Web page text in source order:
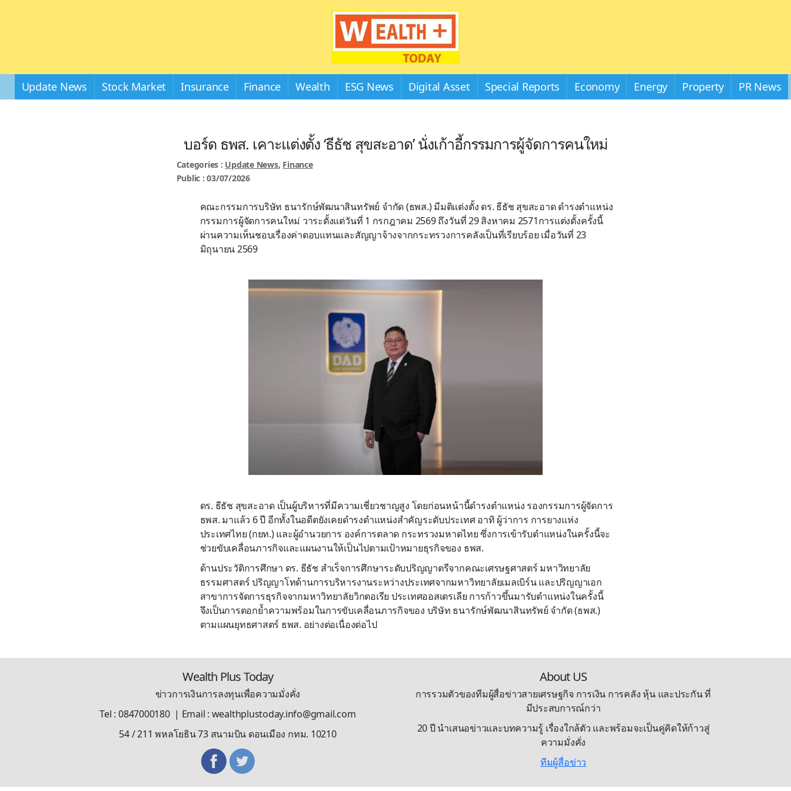
Update News Stock Market Insurance Finance Wealth ESG News Digital Asset Special Reports Economy Energy Property PR News
บอร์ด ธพส. เคาะแต่งตั้ง ‘ธีธัช สุขสะอาด’ นั่งเก้าอี้กรรมการผู้จัดการคนใหม่
Categories : Update News, Finance
Public : 03/07/2026
คณะกรรมการบริษัท ธนารักษ์พัฒนาสินทรัพย์ จำกัด (ธพส.) มีมติแต่งตั้ง ดร. ธีธัช สุขสะอาด ดำรงตำแหน่ง
กรรมการผู้จัดการคนใหม่ วาระตั้งแต่วันที่ 1 กรกฎาคม 2569 ถึงวันที่ 29 สิงหาคม 2571การแต่งตั้งครั้งนี้
ผ่านความเห็นชอบเรื่องค่าตอบแทนและสัญญาจ้างจากกระทรวงการคลังเป็นที่เรียบร้อย เมื่อวันที่ 23
มิถุนายน 2569
ดร. ธีธัช สุขสะอาด เป็นผู้บริหารที่มีความเชี่ยวชาญสูง โดยก่อนหน้านี้ดำรงตำแหน่ง รองกรรมการผู้จัดการ
ธพส. มาแล้ว 6 ปี อีกทั้งในอดีตยังเคยดำรงตำแหน่งสำคัญระดับประเทศ อาทิ ผู้ว่าการ การยางแห่ง
ประเทศไทย (กยท.) และผู้อำนวยการ องค์การตลาด กระทรวงมหาดไทย ซึ่งการเข้ารับตำแหน่งในครั้งนี้จะ
ช่วยขับเคลื่อนภารกิจและแผนงานให้เป็นไปตามเป้าหมายธุรกิจของ ธพส.
ด้านประวัติการศึกษา ดร. ธีธัช สำเร็จการศึกษาระดับปริญญาตรีจากคณะเศรษฐศาสตร์ มหาวิทยาลัย
ธรรมศาสตร์ ปริญญาโทด้านการบริหารงานระหว่างประเทศจากมหาวิทยาลัยเมลเบิร์น และปริญญาเอก
สาขาการจัดการธุรกิจจากมหาวิทยาลัยวิกตอเรีย ประเทศออสเตรเลีย การก้าวขึ้นมารับตำแหน่งในครั้งนี้
จึงเป็นการตอกย้ำความพร้อมในการขับเคลื่อนภารกิจของ บริษัท ธนารักษ์พัฒนาสินทรัพย์ จำกัด (ธพส.)
ตามแผนยุทธศาสตร์ ธพส. อย่างต่อเนื่องต่อไป
Wealth Plus Today
ข่าวการเงินการลงทุนเพื่อความมั่งคั่ง
Tel : 0847000180 | Email : wealthplustoday.info@gmail.com
54 / 211 พหลโยธิน 73 สนามบิน ดอนเมือง กทม. 10210
About US
การรวมตัวของทีมผู้สื่อข่าวสายเศรษฐกิจ การเงิน การคลัง หุ้น และประกัน ที่
มีประสบการณ์กว่า
20 ปี นำเสนอข่าวและบทความรู้ เรื่องใกล้ตัว และพร้อมจะเป็นคู่คิดให้ก้าวสู่
ความมั่งคั่ง
ทีมผู้สื่อข่าว